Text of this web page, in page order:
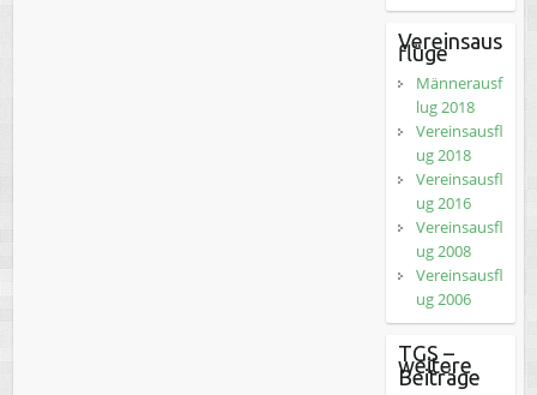
Vereinsaus
flüge
Männerausf
lug 2018
Vereinsausfl
ug 2018
Vereinsausfl
ug 2016
Vereinsausfl
ug 2008
Vereinsausfl
ug 2006
TGS –
weitere
Beiträge